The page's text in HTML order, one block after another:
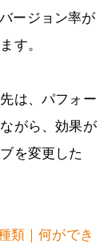
ージョン率が
す。
は、パフォー
がら、効果が
を変更した
類｜何ができ